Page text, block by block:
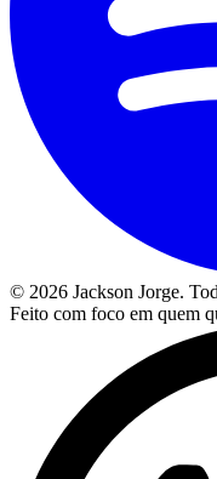
© 2026 Jackson Jorge.
Feito com foco em quem